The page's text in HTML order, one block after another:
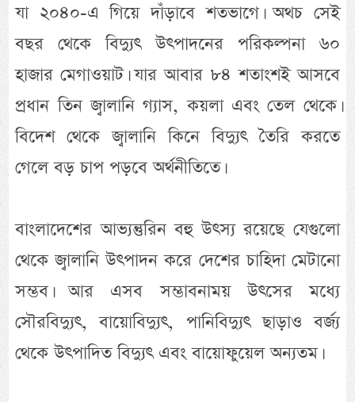
যা ২০৪০-এ গিয়ে দাঁড়াবে শতভাগে। অথচ সেই
বছর থেকে বিদ্যুৎ উৎপাদনের পরিকল্পনা ৬০
হাজার মেগাওয়াট। যার আবার ৮৪ শতাংশই আসবে
প্রধান তিন জ্বালানি গ্যাস, কয়লা এবং তেল থেকে।
বিদেশ থেকে জ্বালানি কিনে বিদ্যুৎ তৈরি করতে
গেলে বড় চাপ পড়বে অর্থনীতিতে।
বাংলাদেশের আভ্যন্তুরিন বহু উৎস্য রয়েছে যেগুলো
থেকে জ্বালানি উৎপাদন করে দেশের চাহিদা মেটানো
সম্ভব। আর এসব সম্ভাবনাময় উৎসের মধ্যে
সৌরবিদ্যুৎ, বায়োবিদ্যুৎ, পানিবিদ্যুৎ ছাড়াও বর্জ্য
থেকে উৎপাদিত বিদ্যুৎ এবং বায়োফুয়েল অন্যতম।